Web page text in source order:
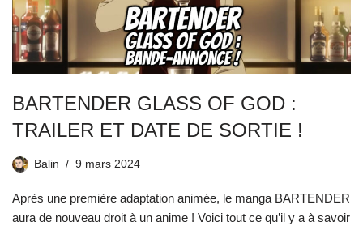
BARTENDER GLASS OF GOD :
TRAILER ET DATE DE SORTIE !
Balin 9 mars 2024
Après une première adaptation animée, le manga BARTENDER
aura de nouveau droit à un anime ! Voici tout ce qu’il y a à savoir